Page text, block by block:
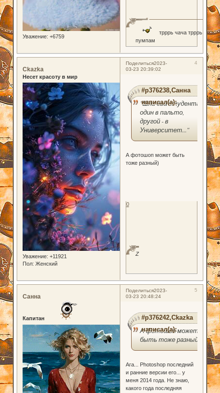
Уважение: +6759
трррь чача трррь
пумпам
Поделиться 4
2023-
03-23 20:39:02
Ckazka
Несет красоту в мир
Уважение: +11921
Пол: Женский
#p376238,Санна
написал(а):
"Шли два студента:
один в пальто,
другой - в
Университет..."
А фотошоп может быть
тоже разный)
Z
0
Поделиться 5
2023-
03-23 20:48:24
Санна
Капитан
#p376242,Ckazka
написал(а):
А фотошоп может
быть тоже разный)
Ага... Photoshop последний
и ранние версии его... у
меня 2014 года. Не знаю,
какого года последняя